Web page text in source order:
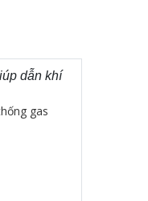
dẫn khí
gas